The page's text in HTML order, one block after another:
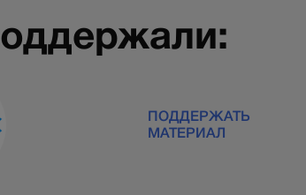
ПОДДЕРЖАТЬ
МАТЕРИАЛ